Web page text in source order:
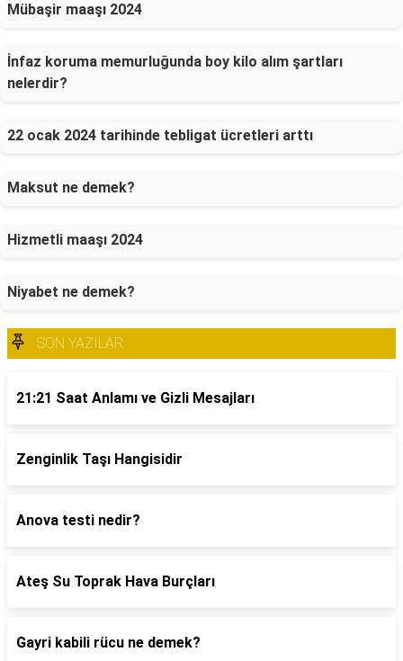
Mübaşir maaşı 2024
İnfaz koruma memurluğunda boy kilo alım şartları
nelerdir?
22 ocak 2024 tarihinde tebligat ücretleri arttı
Maksut ne demek?
Hizmetli maaşı 2024
Niyabet ne demek?
SON YAZILAR
21:21 Saat Anlamı ve Gizli Mesajları
Zenginlik Taşı Hangisidir
Anova testi nedir?
Ateş Su Toprak Hava Burçları
Gayri kabili rücu ne demek?